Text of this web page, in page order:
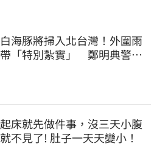
白海豚將掃入北台灣！外圍雨
帶「特別紮實」 鄭明典警告
起床就先做件事，沒三天小腹
就不見了! 肚子一天天變小！